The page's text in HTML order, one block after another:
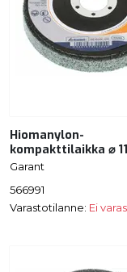
Hiomanylon-
kompakttilaikka ⌀
Garant
566991
Varastotilanne: Ei